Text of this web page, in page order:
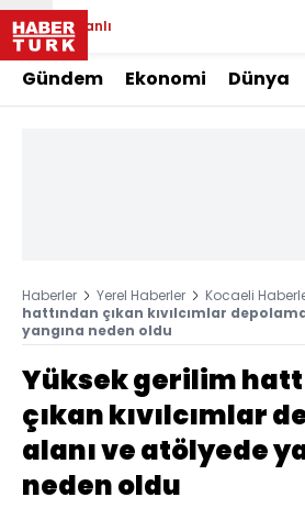
Canlı
Gündem Ekonomi Dünya
Haberler Yerel Haberler Kocaeli
hattından çıkan kıvılcımlar
yangına neden oldu
Yüksek gerilim
çıkan kıvılcımlar
alanı ve atölyede
neden oldu